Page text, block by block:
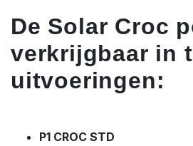
De Solar Croc
verkrijgbaar in
uitvoeringen:
P1 CROC STD